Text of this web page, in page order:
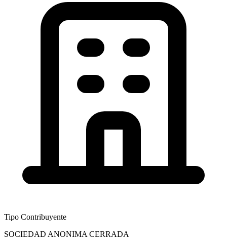
Tipo Contribuyente
SOCIEDAD ANONIMA CERRADA